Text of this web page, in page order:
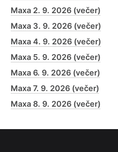
Maxa 2. 9. 2026 (večer)
Maxa 3. 9. 2026 (večer)
Maxa 4. 9. 2026 (večer)
Maxa 5. 9. 2026 (večer)
Maxa 6. 9. 2026 (večer)
Maxa 7. 9. 2026 (večer)
Maxa 8. 9. 2026 (večer)